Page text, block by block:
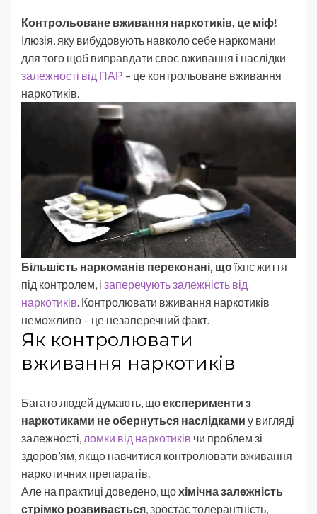
Контрольоване вживання наркотиків, це міф!
Ілюзія, яку вибудовують навколо себе наркомани
для того щоб виправдати своє вживання і наслідки
залежності від ПАР – це контрольоване вживання
наркотиків.
Більшість наркоманів переконані, щоїхнє життя
під контролем, і заперечують залежність від
наркотиків. Контролювати вживання наркотиків
неможливо – це незаперечний факт.
Як контролювати
вживання наркотиків
Багато людей думають, щоексперименти з
наркотиками не обернуться наслідками у вигляді
залежності, ломки від наркотиків чи проблем зі
здоров’ям, якщо навчитися контролювати вживання
наркотичних препаратів.
Але на практиці доведено, щохімічна залежність
стрімко розвивається, зростає толерантність,